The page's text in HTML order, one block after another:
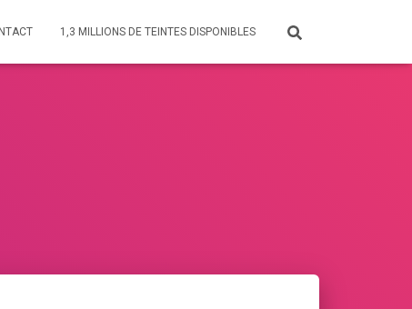
1,3 MILLIONS DE TEINTES DISPONIBLES